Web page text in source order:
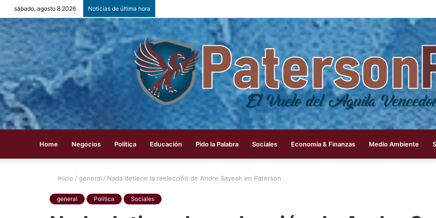
sábado, agosto 8 2026 Noticias de última hora
Home Negocios Política Educación Pido la Palabra Sociales Economía & Finanzas Medio Ambiente
Inicio / general / Nada detiene la reelección de Andre Sayeah en Paterson
general Política Sociales